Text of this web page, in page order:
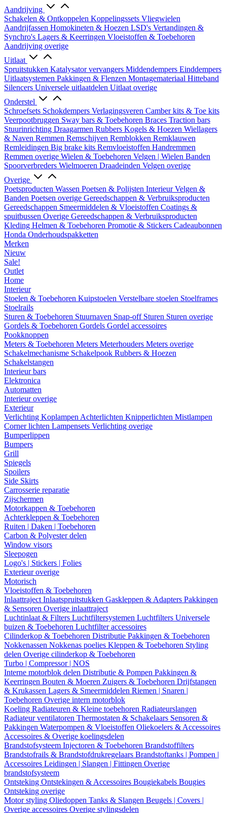
Aandrijving
Schakelen & Ontkoppelen Koppelingssets Vliegwielen
Aandrijfassen Homokineten & Hoezen LSD's Vertandingen &
Synchro's Lagers & Keerringen Vloeistoffen & Toebehoren
Aandrijving overige
Uitlaat
Spruitstukken Katalysator vervangers Middendempers Einddempers
Uitlaatsystemen Pakkingen & Flenzen Montagemateriaal Hitteband
Silencers Universele uitlaatdelen Uitlaat overige
Onderstel
Schroefsets Schokdempers Verlagingsveren Camber kits & Toe kits
Veerpootbruggen Sway bars & Toebehoren Braces Traction bars
Stuurinrichting Draagarmen Rubbers Kogels & Hoezen Wiellagers
& Naven Remmen Remschijven Remblokken Remklauwen
Remleidingen Big brake kits Remvloeistoffen Handremmen
Remmen overige Wielen & Toebehoren Velgen | Wielen Banden
Spoorverbreders Wielmoeren Draadeinden Velgen overige
Overige
Poetsproducten Wassen Poetsen & Polijsten InterieurVelgen &
Banden Poetsen overige Gereedschappen & Verbruiksproducten
Gereedschappen Smeermiddelen & Vloeistoffen Coatings &
spuitbussen Overige Gereedschappen & Verbruiksproducten
Kleding Helmen & Toebehoren Promotie & Stickers Cadeaubonnen
Honda Onderhoudspakketten
Merken
Nieuw
Sale!
Outlet
Home
Interieur
Stoelen & Toebehoren Kuipstoelen Verstelbare stoelen Stoelframes
Stoelrails
Sturen & Toebehoren Stuurnaven Snap-off Sturen Sturen overige
Gordels & Toebehoren Gordels Gordel accessoires
Pookknoppen
Meters & Toebehoren Meters Meterhouders Meters overige
Schakelmechanisme Schakelpook Rubbers & Hoezen
Schakelstangen
Interieur bars
Elektronica
Automatten
Interieur overige
Exterieur
Verlichting Koplampen Achterlichten Knipperlichten Mistlampen
Corner lichten Lampensets Verlichting overige
Bumperlippen
Bumpers
Grill
Spiegels
Spoilers
Side Skirts
Carrosserie reparatie
Zijschermen
Motorkappen & Toebehoren
Achterkleppen & Toebehoren
Ruiten | Daken | Toebehoren
Carbon & Polyester delen
Window visors
Sleepogen
Logo's | Stickers | Folies
Exterieur overige
Motorisch
Vloeistoffen & Toebehoren
Inlaattraject Inlaatspruitstukken Gaskleppen & Adapters Pakkingen
& Sensoren Overige inlaattraject
Luchtinlaat & Filters Luchtfiltersystemen Luchtfilters Universele
buizen & Toebehoren Luchtfilter accessoires
Cilinderkop & Toebehoren Distributie Pakkingen & Toebehoren
Nokkenassen Nokkenas poelies Kleppen & Toebehoren Styling
delen Overige cilinderkop & Toebehoren
Turbo | Compressor | NOS
Interne motorblok delen Distributie & Pompen Pakkingen &
Keerringen Bouten & Moeren Zuigers & Toebehoren Drijfstangen
& Krukassen Lagers & Smeermiddelen Riemen | Snaren |
Toebehoren Overige intern motorblok
Koeling Radiateuren & Kleine toebehoren Radiateurslangen
Radiateur ventilatoren Thermostaten & Schakelaars Sensoren &
Pakkingen Waterpompen & Vloeistoffen Oliekoelers & Accessoires
Accessoires & Overige koelingsdelen
Brandstofsysteem Injectoren & Toebehoren Brandstoffilters
Brandstofrails & Brandstofdrukregelaars Brandstoftanks | Pompen |
Accessoires Leidingen | Slangen | Fittingen Overige
brandstofsysteem
Ontsteking Ontstekingen & Accessoires Bougiekabels Bougies
Ontsteking overige
Motor styling Oliedoppen Tanks & Slangen Beugels | Covers |
Overige accessoires Overige stylingsdelen